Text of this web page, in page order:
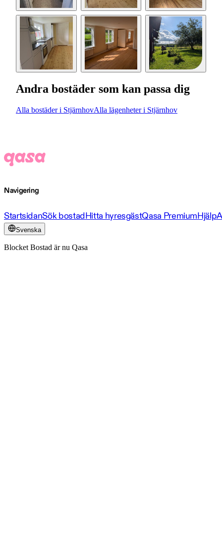
Andra bostäder som kan passa dig
Alla bostäder i StjärnhovAlla lägenheter i Stjärnhov
Navigering
StartsidanSök bostadHitta hyresgästQasa PremiumHjälp
Svenska
Blocket Bostad är nu Qasa